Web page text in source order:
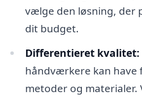
vælge den løsning, der
dit budget.
Differentieret kvalitet:
håndværkere kan have
metoder og materialer.